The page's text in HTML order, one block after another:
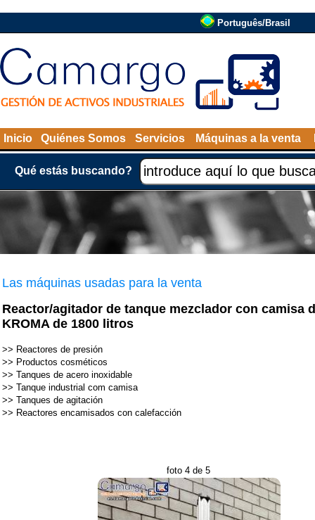
Português/Brasil
Inicio Quiénes Somos Servicios Máquinas a la venta
Qué estás buscando?
Las máquinas usadas para la venta
Reactor/agitador de tanque mezclador con camisa
KROMA de 1800 litros
>> Reactores de presión
>> Productos cosméticos
>> Tanques de acero inoxidable
>> Tanque industrial com camisa
>> Tanques de agitación
>> Reactores encamisados ​​con calefacción
foto 4 de 5